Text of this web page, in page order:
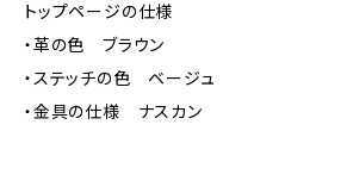
トップページの仕様
・革の色 ブラウン
・ステッチの色 ベージュ
・金具の仕様 ナスカン